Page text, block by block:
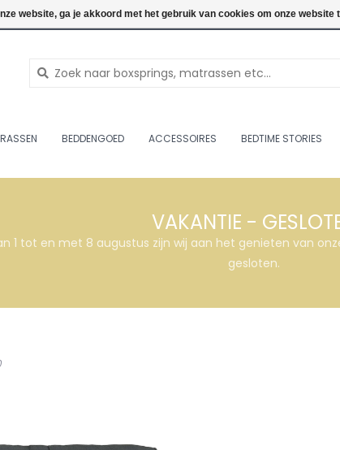
BEDDENGOED ACCESSOIRES BEDTIME STORIES
VAKANTIE -
1 tot en met 8 augustus zijn wij aan het genieten van
gesloten.
website, ga je akkoord met het gebruik van cookies om onze website